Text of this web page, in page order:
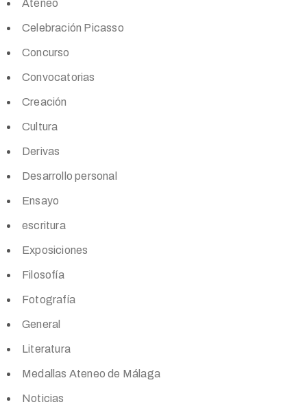
Ateneo
Celebración Picasso
Concurso
Convocatorias
Creación
Cultura
Derivas
Desarrollo personal
Ensayo
escritura
Exposiciones
Filosofía
Fotografía
General
Literatura
Medallas Ateneo de Málaga
Noticias